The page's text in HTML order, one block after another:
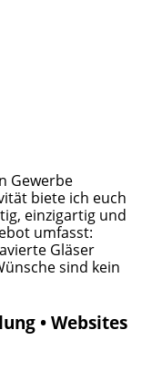
Gewerbe
biete ich euch
einzigartig und
umfasst:
Gläser
sind kein
• Websites